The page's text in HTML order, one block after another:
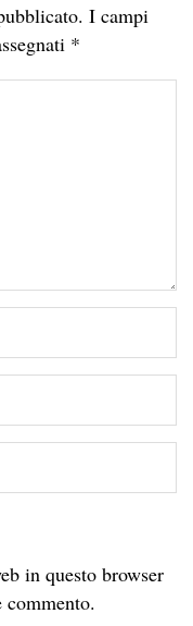
I campi
*
in questo browser